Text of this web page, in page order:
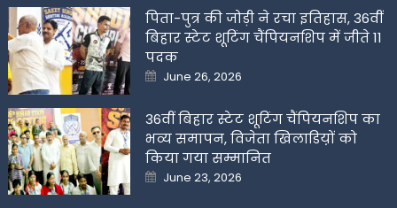
पिता-पुत्र की जोड़ी ने रचा इतिहास, 36वीं
बिहार स्टेट शूटिंग चैंपियनशिप में जीते 11
पदक
Posted
on
June 26, 2026
36वीं बिहार स्टेट शूटिंग चैंपियनशिप का
भव्य समापन, विजेता खिलाडिय़ों को
किया गया सम्मानित
Posted
on
June 23, 2026